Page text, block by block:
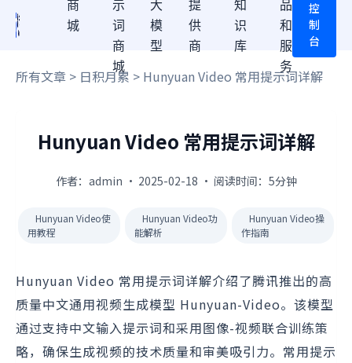
商
城
示
词
商
城
大
模
型
提
供
商
知
识
库
品
和
服
务
控
制
台
所有文章 > 日积月累 > Hunyuan Video 常用提示词详解
Hunyuan Video 常用提示词详解
作者：admin · 2025-02-18 · 阅读时间：5分钟
Hunyuan Video使
用教程
Hunyuan Video功
能解析
Hunyuan Video操
作指南
Hunyuan Video 常用提示词详解介绍了腾讯推出的高
质量中文通用视频生成模型 Hunyuan-Video。该模型
通过支持中文输入提示词和采用图像-视频联合训练策
略，确保生成视频的技术质量和审美吸引力。常用提示